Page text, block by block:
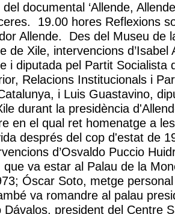
documental ‘Allende,
19.00 hores Reflexions
Allende. Des del Museu de
de Xile, intervencions d’Isabel
i diputada pel Partit Socialista
Relacions Institucionals i
i Luis Guastavino,
durant la presidència
en el qual ret homenatge a
després del cop d'estat de
d’Osvaldo Puccio
va estar al Palau de la
Óscar Soto, metge personal
va romandre al palau
Dávalos, president del Centre